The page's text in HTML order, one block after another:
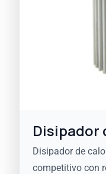
Disipador
Disipador de
competitivo con